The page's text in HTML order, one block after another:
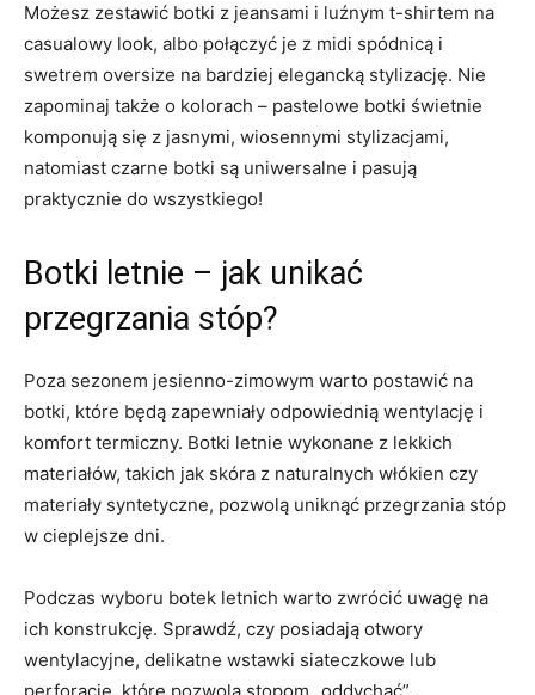
Możesz zestawić botki z jeansami ‍i luźnym t-shirtem na
casualowy look,​ albo ‍połączyć je z midi spódnicą i
swetrem oversize na bardziej elegancką stylizację. ​Nie
zapominaj ​także o kolorach – pastelowe botki świetnie
komponują ‌się z‍ jasnymi, wiosennymi stylizacjami,
natomiast‌ czarne ‌botki są uniwersalne i pasują
praktycznie do​ wszystkiego!
Botki letnie – jak unikać⁤
przegrzania stóp?
Poza sezonem jesienno-zimowym warto‍ postawić na
botki, które będą zapewniały⁢ odpowiednią wentylację i
komfort termiczny. Botki letnie wykonane z lekkich
⁢materiałów, takich⁤ jak skóra z naturalnych włókien czy
materiały syntetyczne, pozwolą uniknąć przegrzania stóp
w cieplejsze ​dni.
Podczas ⁣wyboru botek letnich warto zwrócić uwagę na
ich konstrukcję. Sprawdź,‌ czy posiadają otwory‍
wentylacyjne, delikatne‌ wstawki siateczkowe lub